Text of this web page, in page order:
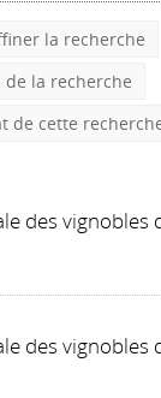
la recherche
de la recherche
de cette
des vignobles
des vignobles